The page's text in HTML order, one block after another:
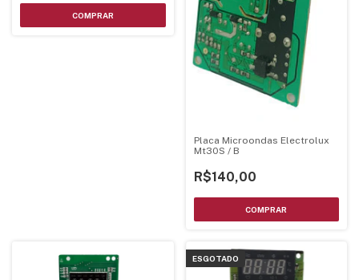
Placa Microondas Electrolux
Mt30S / B
R$140,00
ESGOTADO